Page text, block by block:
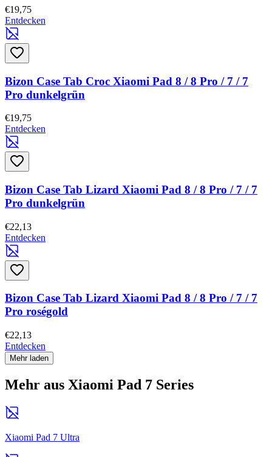
€19,75
Entdecken
Bizon Case Tab Croc Xiaomi Pad 8 / 8 Pro / 7 / 7
Pro dunkelgrün
€19,75
Entdecken
Bizon Case Tab Lizard Xiaomi Pad 8 / 8 Pro / 7 / 7
Pro dunkelgrün
€22,13
Entdecken
Bizon Case Tab Lizard Xiaomi Pad 8 / 8 Pro / 7 / 7
Pro roségold
€22,13
Entdecken
Mehr laden
Mehr aus Xiaomi Pad 7 Series
Xiaomi Pad 7 Ultra